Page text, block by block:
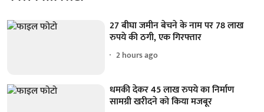
27 बीघा जमीन बेचने के नाम पर 78 लाख
रुपये की ठगी, एक गिरफ्तार
2 hours ago
धमकी देकर 45 लाख रुपये का निर्माण
सामग्री खरीदने को किया मजबूर